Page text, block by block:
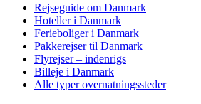
Rejseguide om Danmark
Hoteller i Danmark
Ferieboliger i Danmark
Pakkerejser til Danmark
Flyrejser – indenrigs
Billeje i Danmark
Alle typer overnatningssteder